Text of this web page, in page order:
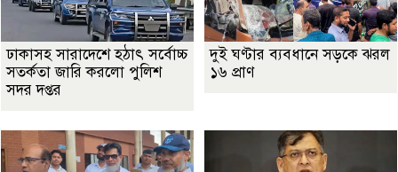
ঢাকাসহ সারাদেশে হঠাৎ সর্বোচ্চ
সতর্কতা জা‌রি করলো পুলিশ
সদর দপ্তর
দুই ঘণ্টার ব্যবধানে সড়কে ঝরল
১৬ প্রাণ